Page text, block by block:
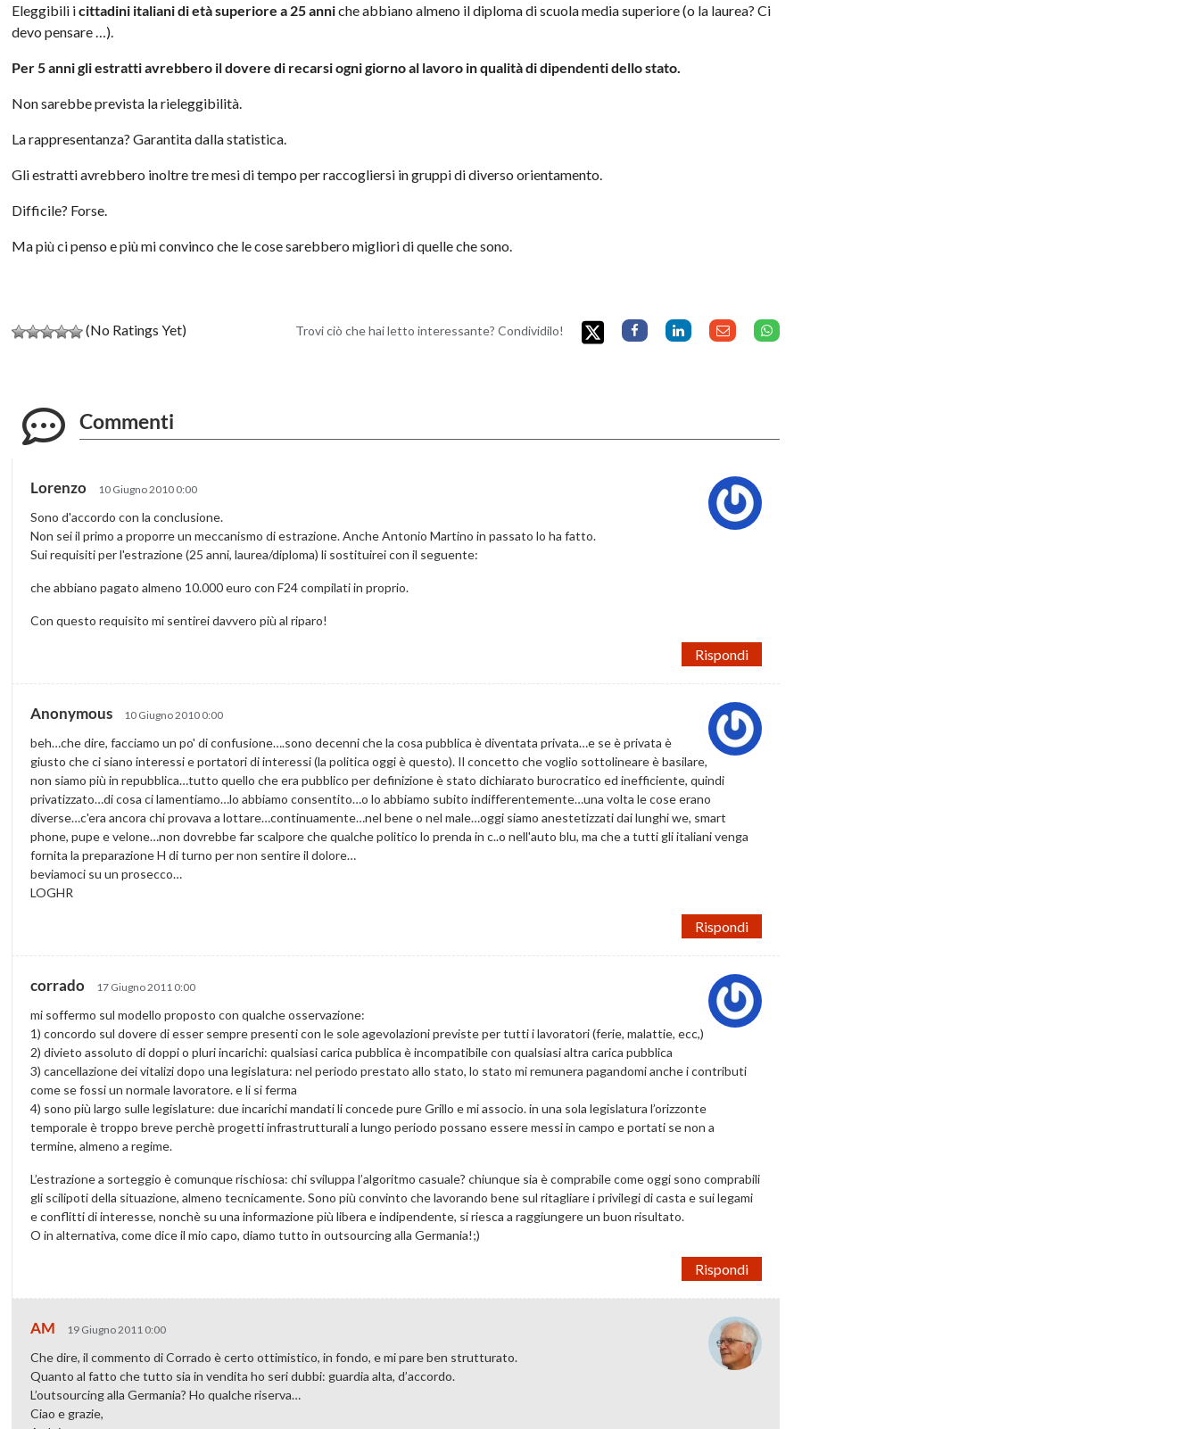
Eleggibili icittadini italiani di età superiore a 25 anniche abbiano almeno il diploma di scuola media superiore (o la laurea? Ci
devo pensare …).
Per 5 anni gli estratti avrebbero il dovere di recarsi ogni giorno al lavoro in qualità di dipendenti dello stato.
Non sarebbe prevista la rieleggibilità.
La rappresentanza? Garantita dalla statistica.
Gli estratti avrebbero inoltre tre mesi di tempo per raccogliersi in gruppi di diverso orientamento.
Difficile? Forse.
Ma più ci penso e più mi convinco che le cose sarebbero migliori di quelle che sono.
(No Ratings Yet) Trovi ciò che hai letto interessante? Condividilo!
Commenti
Lorenzo 10 Giugno 2010 0:00
Sono d'accordo con la conclusione.
Non sei il primo a proporre un meccanismo di estrazione. Anche Antonio Martino in passato lo ha fatto.
Sui requisiti per l'estrazione (25 anni, laurea/diploma) li sostituirei con il seguente:
che abbiano pagato almeno 10.000 euro con F24 compilati in proprio.
Con questo requisito mi sentirei davvero più al riparo!
Rispondi
Anonymous 10 Giugno 2010 0:00
beh…che dire, facciamo un po' di confusione….sono decenni che la cosa pubblica è diventata privata…e se è privata è
giusto che ci siano interessi e portatori di interessi (la politica oggi è questo). Il concetto che voglio sottolineare è basilare,
non siamo più in repubblica…tutto quello che era pubblico per definizione è stato dichiarato burocratico ed inefficiente, quindi
privatizzato…di cosa ci lamentiamo…lo abbiamo consentito…o lo abbiamo subito indifferentemente…una volta le cose erano
diverse…c'era ancora chi provava a lottare…continuamente…nel bene o nel male…oggi siamo anestetizzati dai lunghi we, smart
phone, pupe e velone…non dovrebbe far scalpore che qualche politico lo prenda in c..o nell'auto blu, ma che a tutti gli italiani venga
fornita la preparazione H di turno per non sentire il dolore…
beviamoci su un prosecco…
LOGHR
Rispondi
corrado 17 Giugno 2011 0:00
mi soffermo sul modello proposto con qualche osservazione:
1) concordo sul dovere di esser sempre presenti con le sole agevolazioni previste per tutti i lavoratori (ferie, malattie, ecc,)
2) divieto assoluto di doppi o pluri incarichi: qualsiasi carica pubblica è incompatibile con qualsiasi altra carica pubblica
3) cancellazione dei vitalizi dopo una legislatura: nel periodo prestato allo stato, lo stato mi remunera pagandomi anche i contributi
come se fossi un normale lavoratore. e li si ferma
4) sono più largo sulle legislature: due incarichi mandati li concede pure Grillo e mi associo. in una sola legislatura l’orizzonte
temporale è troppo breve perchè progetti infrastrutturali a lungo periodo possano essere messi in campo e portati se non a
termine, almeno a regime.
L’estrazione a sorteggio è comunque rischiosa: chi sviluppa l’algoritmo casuale? chiunque sia è comprabile come oggi sono comprabili
gli scilipoti della situazione, almeno tecnicamente. Sono più convinto che lavorando bene sul ritagliare i privilegi di casta e sui legami
e conflitti di interesse, nonchè su una informazione più libera e indipendente, si riesca a raggiungere un buon risultato.
O in alternativa, come dice il mio capo, diamo tutto in outsourcing alla Germania!;)
Rispondi
AM 19 Giugno 2011 0:00
Che dire, il commento di Corrado è certo ottimistico, in fondo, e mi pare ben strutturato.
Quanto al fatto che tutto sia in vendita ho seri dubbi: guardia alta, d’accordo.
L’outsourcing alla Germania? Ho qualche riserva…
Ciao e grazie,